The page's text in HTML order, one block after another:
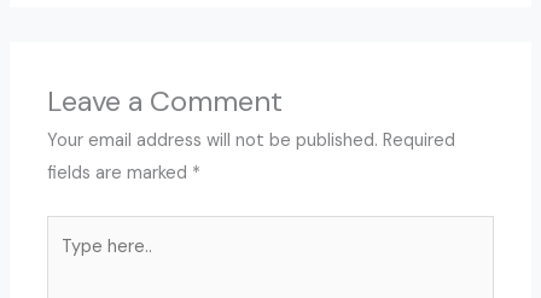
Leave a Comment
Your email address will not be published. Required
fields are marked *
here..